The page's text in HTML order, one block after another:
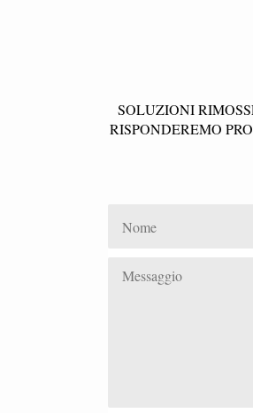
SOLUZIONI
RISPONDEREMO